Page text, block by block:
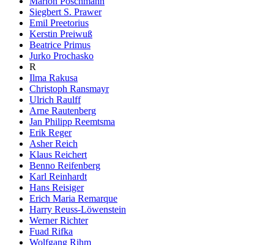
Siegbert S. Prawer
Emil Preetorius
Kerstin Preiwuß
Beatrice Primus
Jurko Prochasko
R
Ilma Rakusa
Christoph Ransmayr
Ulrich Raulff
Arne Rautenberg
Jan Philipp Reemtsma
Erik Reger
Asher Reich
Klaus Reichert
Benno Reifenberg
Karl Reinhardt
Hans Reisiger
Erich Maria Remarque
Harry Reuss-Löwenstein
Werner Richter
Fuad Rifka
Wolfgang Rihm